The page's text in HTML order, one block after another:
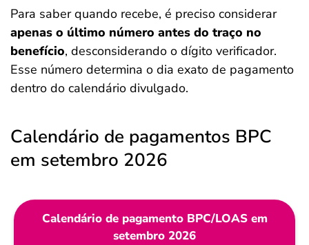
Para saber quando recebe, é preciso considerar
apenas o último número antes do traço no
benefício, desconsiderando o dígito verificador.
Esse número determina o dia exato de pagamento
dentro do calendário divulgado.
Calendário de pagamentos BPC
em setembro 2026
Calendário de pagamento BPC/LOAS em
setembro 2026